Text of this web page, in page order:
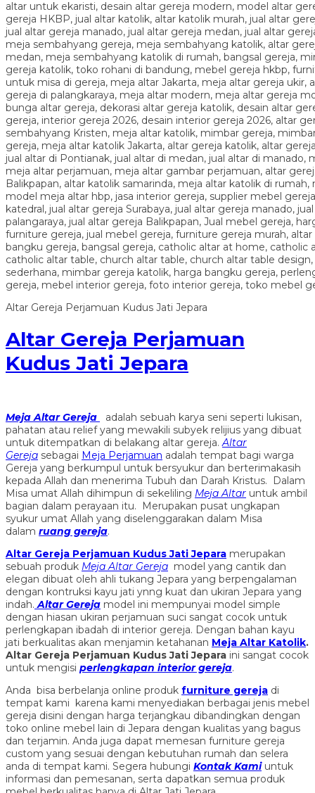
Altar Gereja Perjamuan Kudus Jati Jepara
Altar Gereja Perjamuan
Kudus Jati Jepara
Meja Altar Gereja
adalah sebuah karya seni seperti lukisan,
pahatan atau relief yang mewakili subyek relijius yang dibuat
untuk ditempatkan di belakang altar gereja.Altar
Gereja sebagai Meja Perjamuan adalah tempat bagi warga
Gereja yang berkumpul untuk bersyukur dan berterimakasih
kepada Allah dan menerima Tubuh dan Darah Kristus. Dalam
Misa umat Allah dihimpun di sekeliling Meja Altar untuk ambil
bagian dalam perayaan itu. Merupakan pusat ungkapan
syukur umat Allah yang diselenggarakan dalam Misa
dalam ruang gereja.
Altar Gereja Perjamuan Kudus Jati Jepara merupakan
sebuah produk Meja Altar Gereja model yang cantik dan
elegan dibuat oleh ahli tukang Jepara yang berpengalaman
dengan kontruksi kayu jati ynng kuat dan ukiran Jepara yang
indah. Altar Gereja model ini mempunyai model simple
dengan hiasan ukiran perjamuan suci sangat cocok untuk
perlengkapan ibadah di interior gereja. Dengan bahan kayu
jati berkualitas akan menjamin ketahanan Meja Altar Katolik.
Altar Gereja Perjamuan Kudus Jati Jepara ini sangat cocok
untuk mengisi perlengkapan interior gereja.
Anda bisa berbelanja online produk furniture gereja di
tempat kami karena kami menyediakan berbagai jenis mebel
gereja disini dengan harga terjangkau dibandingkan dengan
toko online mebel lain di Jepara dengan kualitas yang bagus
dan terjamin. Anda juga dapat memesan furniture gereja
custom yang sesuai dengan kebutuhan rumah dan selera
anda di tempat kami. Segera hubungi Kontak Kamiuntuk
informasi dan pemesanan, serta dapatkan semua produk